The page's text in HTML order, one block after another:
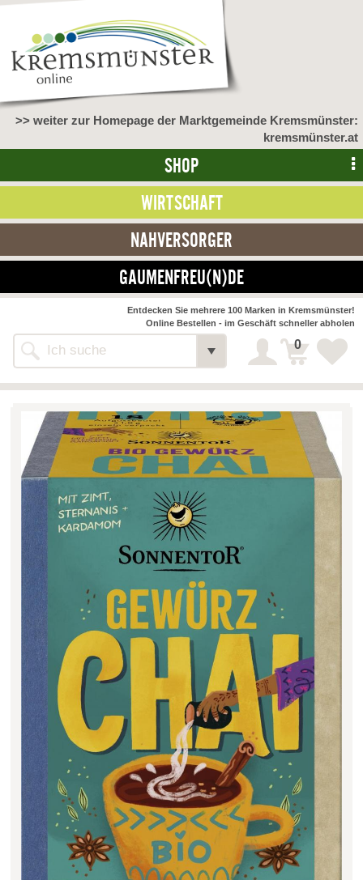
>> weiter zur Homepage der Marktgemeinde Kremsmünster:
kremsmünster.at
SHOP
WIRTSCHAFT
NAHVERSORGER
GAUMENFREU(N)DE
Alle Webseiten
Entdecken Sie mehrere 100 Marken in Kremsmünster!
Online Bestellen - im Geschäft schneller abholen
0
NAHVERSORGER
>> Bauernmarkt << Detail
Bäckerei-Konditorei-Café
Biohof Öllinger Detail
Fleischerei Hüthmayr Detail
Kuglbauer - Familie Bischof
La Toscana Anita Wolf e.U. Detail
Söllradls Naturkostladen
Stiftsgärtnerei Detail
Weinkellerei Stift
Kremsmünster
Detail
Wildkraut Detail
KATEGORIE
Filter zurücksetzen